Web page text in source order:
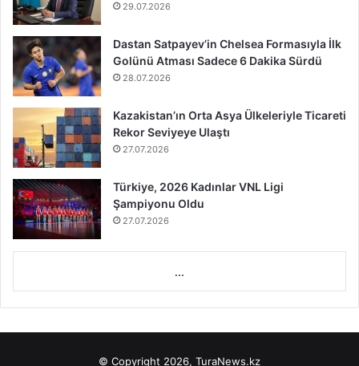
29.07.2026
Dastan Satpayev’in Chelsea Formasıyla İlk
Golünü Atması Sadece 6 Dakika Sürdü
28.07.2026
Kazakistan’ın Orta Asya Ülkeleriyle Ticareti
Rekor Seviyeye Ulaştı
27.07.2026
Türkiye, 2026 Kadınlar VNL Ligi
Şampiyonu Oldu
27.07.2026
...
© Copyright 2026, TuraNews.kz